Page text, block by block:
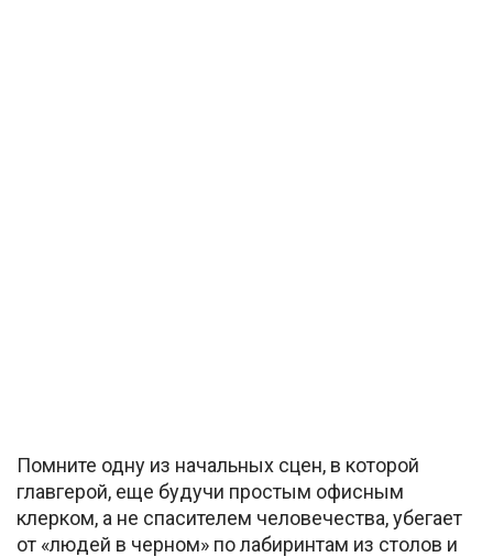
Помните одну из начальных сцен, в которой
главгерой, еще будучи простым офисным
клерком, а не спасителем человечества, убегает
от «людей в черном» по лабиринтам из столов и